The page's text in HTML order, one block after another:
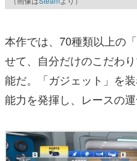
本作では、70種類以上の
せて、自分だけのこだわ
能だ。「ガジェット」を
能力を発揮し、レースの